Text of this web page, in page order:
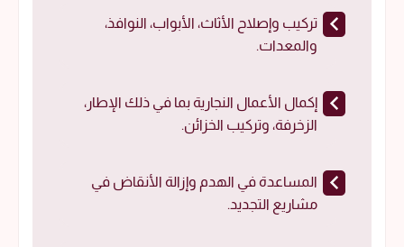
تركيب وإصلاح الأثاث، الأبواب، النوافذ،
والمعدات.
إكمال الأعمال النجارية بما في ذلك الإطار،
الزخرفة، وتركيب الخزائن.
المساعدة في الهدم وإزالة الأنقاض في
مشاريع التجديد.